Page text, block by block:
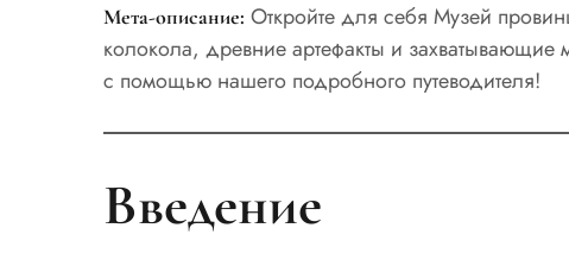
Мета-описание: Откройте для себя Музей
колокола, древние артефакты и захватывающие
с помощью нашего подробного путеводителя!
Введение